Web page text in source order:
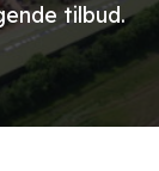
tilbud.